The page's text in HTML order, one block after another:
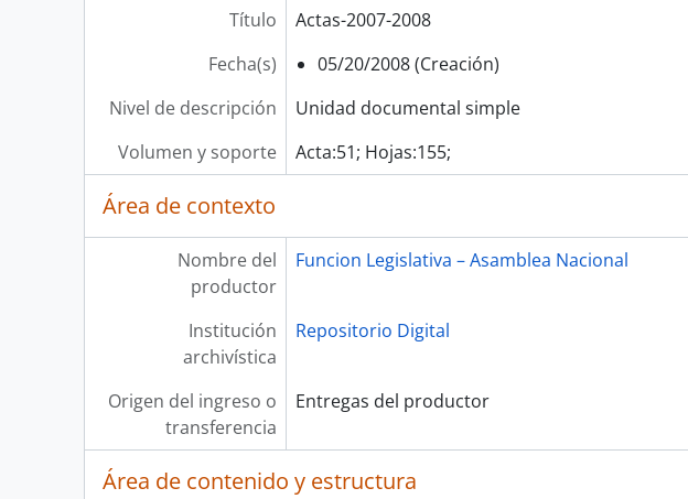
Título
Actas-2007-2008
Fecha(s)
05/20/2008 (Creación)
Nivel de descripción
Unidad documental simple
Volumen y soporte
Acta:51; Hojas:155;
Área de contexto
Nombre del
productor
Funcion Legislativa – Asamblea Nacional
Institución
archivística
Repositorio Digital
Origen del ingreso o
transferencia
Entregas del productor
Área de contenido y estructura